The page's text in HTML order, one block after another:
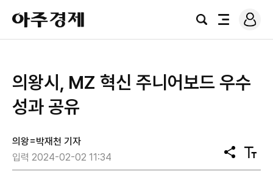
아
주
경
검
전
로
그
의왕시, MZ 혁신 주니어보드 우수
성과 공유
의왕=박재천 기자
입력 2024-02-02 11:34
공
유
텍
스